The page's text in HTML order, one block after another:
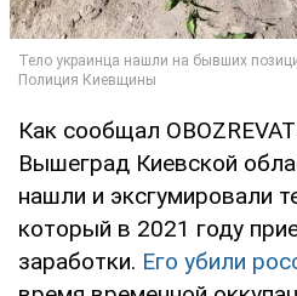
Как сообщал
Вышеград Киевской
нашли и эксгумировали
который в 2021 году
заработки. Его убили